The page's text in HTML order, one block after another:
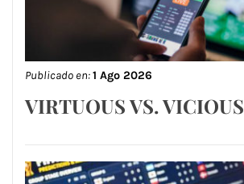
Publicado en:1 Ago 2026
VIRTUOUS VS. VICIOUS